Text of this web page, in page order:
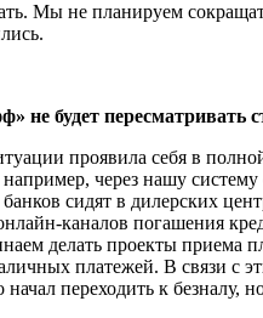
Мы не планируем
не будет пересматривать
проявила себя в
через нашу
сидят в дилерских
каналов погашения
делать проекты приема
платежей. В связи
переходить к безналу,